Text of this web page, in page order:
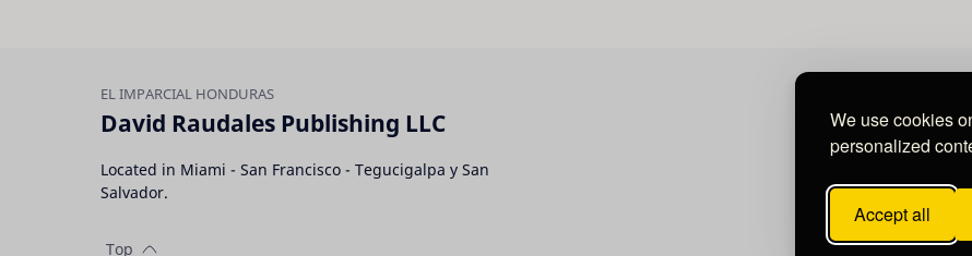
We use cookies
personalized
Accept all
David Raudales Publishing LLC
Located in Miami - San Francisco - Tegucigalpa y San
Salvador.